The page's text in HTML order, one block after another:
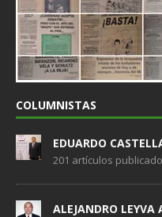
COLUMNISTAS
EDUARDO
201 artículos
ALEJANDRO LEYVA